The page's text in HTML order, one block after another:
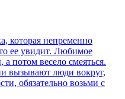
которая непременно
ее увидит. Любимое
потом весело смеяться.
вызывают люди вокруг,
обязательно возьми с